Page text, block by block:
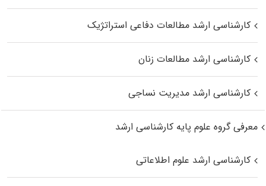
کارشناسی ارشد مطالعات دفاعی استراتژیک
کارشناسی ارشد مطالعات زنان
کارشناسی ارشد مدیریت نساجی
معرفی گروه علوم پایه کارشناسی ارشد
کارشناسی ارشد علوم اطلاعاتی